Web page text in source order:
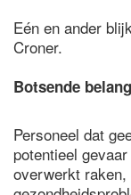
Eén en ander
Croner.
Botsende
Personeel dat
potentieel
overwerkt